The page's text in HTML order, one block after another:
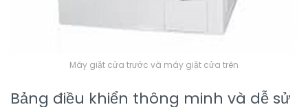
Máy giặt cửa trước và máy giặt cửa trên
Bảng điều khiển thông minh và dễ sử